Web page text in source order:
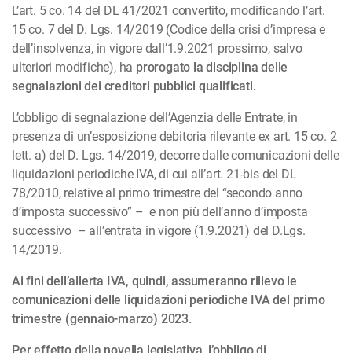
L’art. 5 co. 14 del DL 41/2021 convertito, modificando l’art.
15 co. 7 del D. Lgs. 14/2019 (Codice della crisi d’impresa e
dell’insolvenza, in vigore dall’1.9.2021 prossimo, salvo
ulteriori modifiche), ha prorogato la disciplina delle
segnalazioni dei creditori pubblici qualificati.
L’obbligo di segnalazione dell’Agenzia delle Entrate, in
presenza di un’espo­sizione debitoria ri­levante ex art. 15 co. 2
lett. a) del D. Lgs. 14/2019, decorre dalle comunicazioni delle
liquidazioni periodiche IVA, di cui all’art. 21-bis del DL
78/2010, relative al primo trimestre del “secondo anno
d’imposta successivo” – e non più dell’anno d’imposta
successivo – all’entrata in vigore (1.9.2021) del D.Lgs.
14/2019.
Ai fini dell’allerta IVA, quindi, assumeranno rilievo le
comunicazioni delle liquidazioni periodiche IVA del primo
trimestre (gennaio-marzo) 2023.